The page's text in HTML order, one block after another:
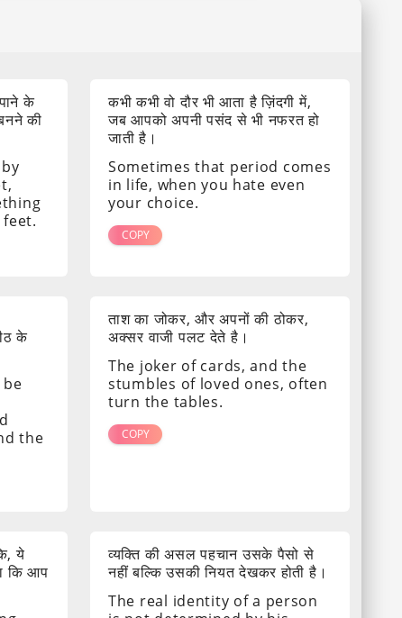
के
की
कभी कभी वो दौर भी आता है ज़िंदगी में,
जब आपको अपनी पसंद से भी नफरत हो
जाती है।
Sometimes that period comes
in life, when you hate even
your choice.
COPY
के
be
the
ताश का जोकर, और अपनों की ठोकर,
अक्सर वाजी पलट देते है।
The joker of cards, and the
stumbles of loved ones, often
turn the tables.
COPY
ये
कि आप
व्यक्ति की असल पहचान उसके पैसो से
नहीं बल्कि उसकी नियत देखकर होती है।
The real identity of a person